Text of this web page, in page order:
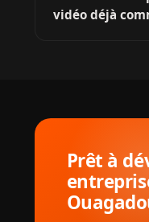
demande, nous
vidéo déjà
Prêt à